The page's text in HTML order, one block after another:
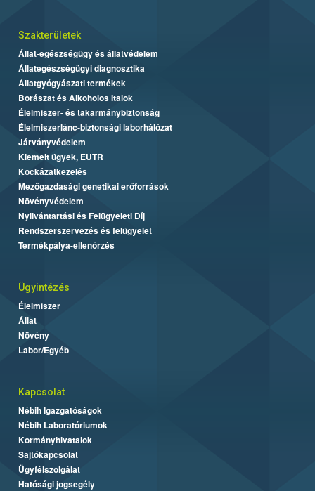
Szakterületek
Állat-egészségügy és állatvédelem
Állategészségügyi diagnosztika
Állatgyógyászati termékek
Borászat és Alkoholos Italok
Élelmiszer- és takarmánybiztonság
Élelmiszerlánc-biztonsági laborhálózat
Járványvédelem
Kiemelt ügyek, EUTR
Kockázatkezelés
Mezőgazdasági genetikai erőforrások
Növényvédelem
Nyilvántartási és Felügyeleti Díj
Rendszerszervezés és felügyelet
Termékpálya-ellenőrzés
Ügyintézés
Élelmiszer
Állat
Növény
Labor/Egyéb
Kapcsolat
Nébih Igazgatóságok
Nébih Laboratóriumok
Kormányhivatalok
Sajtókapcsolat
Ügyfélszolgálat
Hatósági jogsegély